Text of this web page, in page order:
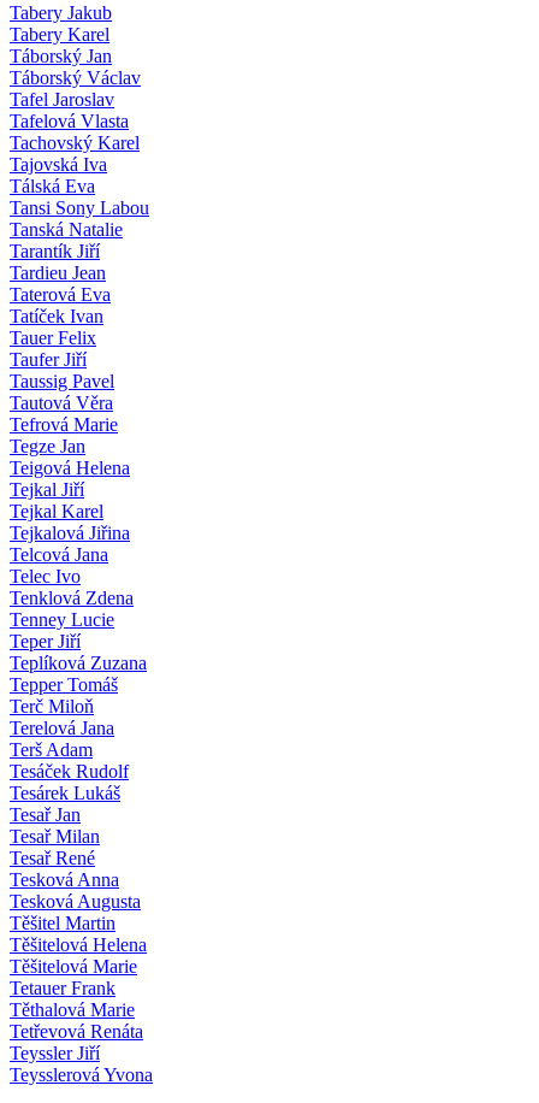
Tabery Jakub
Tabery Karel
Táborský Jan
Táborský Václav
Tafel Jaroslav
Tafelová Vlasta
Tachovský Karel
Tajovská Iva
Tálská Eva
Tansi Sony Labou
Tanská Natalie
Tarantík Jiří
Tardieu Jean
Taterová Eva
Tatíček Ivan
Tauer Felix
Taufer Jiří
Taussig Pavel
Tautová Věra
Tefrová Marie
Tegze Jan
Teigová Helena
Tejkal Jiří
Tejkal Karel
Tejkalová Jiřina
Telcová Jana
Telec Ivo
Tenklová Zdena
Tenney Lucie
Teper Jiří
Teplíková Zuzana
Tepper Tomáš
Terč Miloň
Terelová Jana
Terš Adam
Tesáček Rudolf
Tesárek Lukáš
Tesař Jan
Tesař Milan
Tesař René
Tesková Anna
Tesková Augusta
Těšitel Martin
Těšitelová Helena
Těšitelová Marie
Tetauer Frank
Těthalová Marie
Tetřevová Renáta
Teyssler Jiří
Teysslerová Yvona